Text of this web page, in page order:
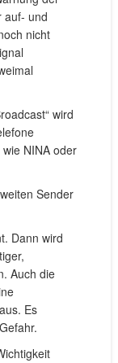
auf- und
nicht
wird
NINA oder
Sender
Dann wird
Auch die
Es